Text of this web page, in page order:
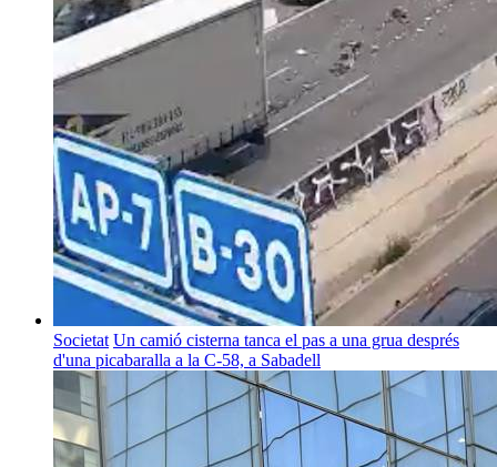
Societat Un camió cisterna tanca el pas a una grua després
d'una picabaralla a la C-58, a Sabadell